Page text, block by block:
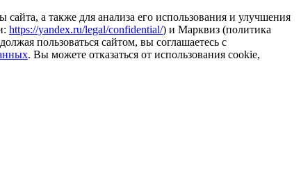
а также для анализа его использования и улучшения
https://yandex.ru/legal/confidential/) и Марквиз (политика
пользоваться сайтом, вы соглашаетесь с
. Вы можете отказаться от использования cookie,